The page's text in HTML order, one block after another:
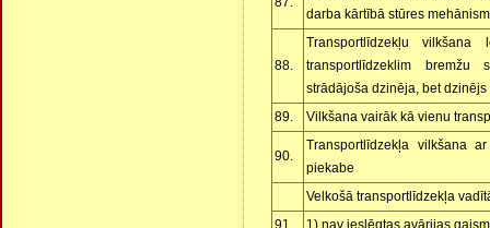
darba kārtībā stūres
88.
Transportlīdzekļu
transportlīdzeklim
strādājoša dzinēja, bet
89.
Vilkšana vairāk kā vienu
90.
Transportlīdzekļa vilkšana
piekabe
Velkošā transportlīdzekļa
91.
1) nav ieslēgtas avārijas